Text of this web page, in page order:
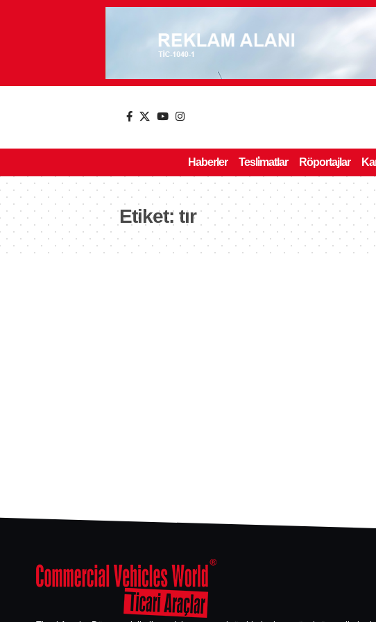
Haberler Tesli̇matlar Röportajlar
Etiket:tır